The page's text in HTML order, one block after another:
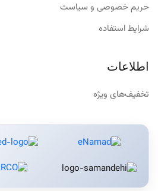
حریم خصوصی و سیاست
شرایط استفاده
اطلاعات
تخفیف‌های ویژه